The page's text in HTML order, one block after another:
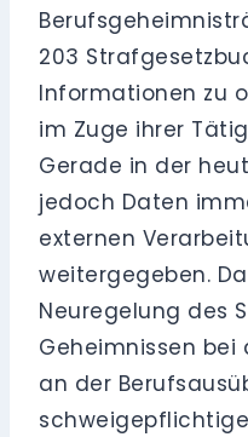
203
Informationen zu
im Zuge ihrer
Gerade in der
jedoch Daten
externen
weitergegeben.
Neuregelung des
Geheimnissen bei
an der